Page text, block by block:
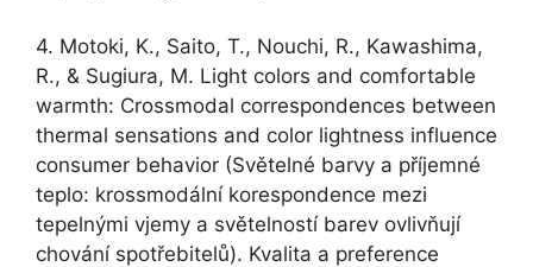
4. Motoki, K., Saito, T., Nouchi, R., Kawashima,
R., & Sugiura, M. Light colors and comfortable
warmth: Crossmodal correspondences between
thermal sensations and color lightness influence
consumer behavior (Světelné barvy a příjemné
teplo: krossmodální korespondence mezi
tepelnými vjemy a světelností barev ovlivňují
chování spotřebitelů). Kvalita a preference